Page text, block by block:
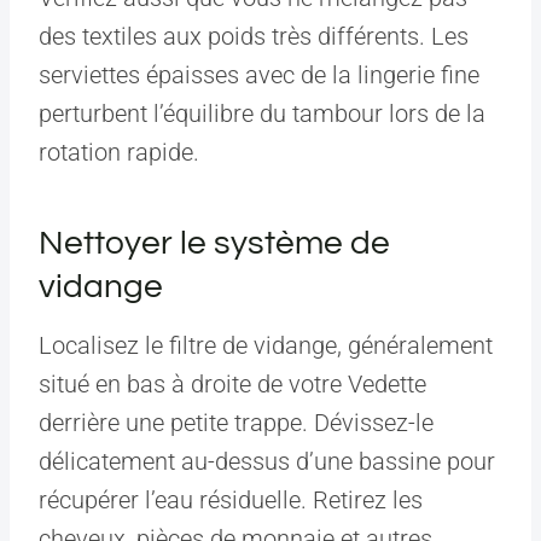
des textiles aux poids très différents. Les
serviettes épaisses avec de la lingerie fine
perturbent l’équilibre du tambour lors de la
rotation rapide.
Nettoyer le système de
vidange
Localisez le filtre de vidange, généralement
situé en bas à droite de votre Vedette
derrière une petite trappe. Dévissez-le
délicatement au-dessus d’une bassine pour
récupérer l’eau résiduelle. Retirez les